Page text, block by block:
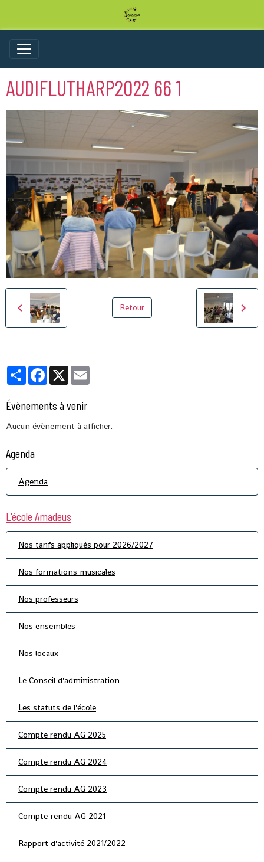
AUDIFLUTHARP2022 66 1
Retour
PartagerFacebook
X
Évènements à venir
Aucun évènement à afficher.
Agenda
Agenda
L'école Amadeus
Nos tarifs appliqués pour 2026/2027
Nos formations musicales
Nos professeurs
Nos ensembles
Nos locaux
Le Conseil d'administration
Les statuts de l'école
Compte rendu AG 2025
Compte rendu AG 2024
Compte rendu AG 2023
Compte-rendu AG 2021
Rapport d'activité 2021/2022